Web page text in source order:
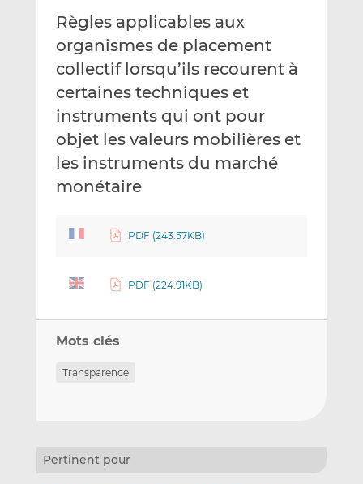
r
e
m
i
l
u
r
L
n
k
e
d
u
r
F
a
c
e
b
o
Règles applicables aux
organismes de placement
collectif lorsqu’ils recourent à
certaines techniques et
instruments qui ont pour
objet les valeurs mobilières et
les instruments du marché
monétaire
PDF (243.57KB)
PDF (224.91KB)
Mots clés
Transparence
Pertinent pour